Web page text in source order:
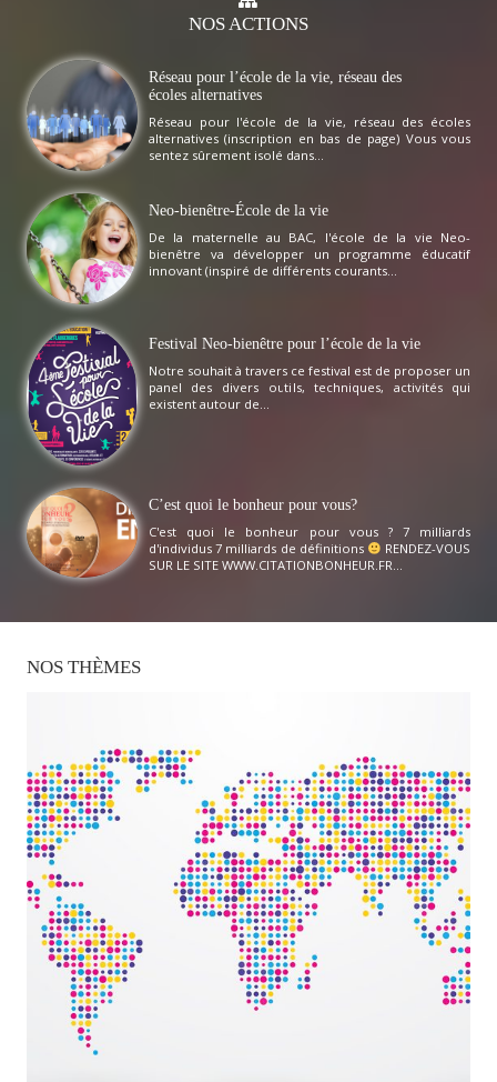
NOSACTIONS
Réseau pour l’école de la vie, réseau des
écoles alternatives
Réseau pour l'école de la vie, réseau des écoles
alternatives (inscription en bas de page) Vous vous
sentez sûrement isolé dans...
Neo-bienêtre-École de la vie
De la maternelle au BAC, l'école de la vie Neo-
bienêtre va développer un programme éducatif
innovant (inspiré de différents courants...
Festival Neo-bienêtre pour l’école de la vie
Notre souhait à travers ce festival est de proposer un
panel des divers outils, techniques, activités qui
existent autour de...
C’est quoi le bonheur pour vous?
C'est quoi le bonheur pour vous ? 7 milliards
d'individus 7 milliards de définitions
RENDEZ-VOUS
SUR LE SITE WWW.CITATIONBONHEUR.FR...
NOS THÈMES